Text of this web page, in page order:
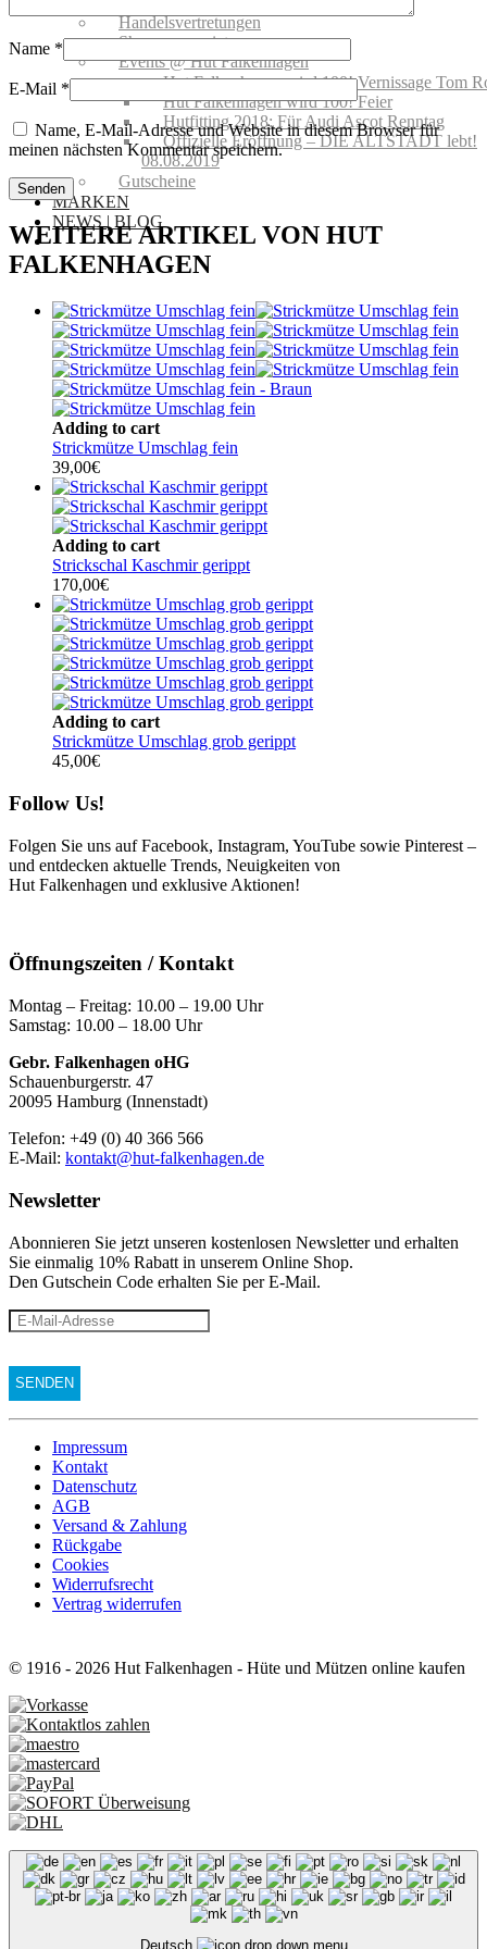
Handelsvertretungen
Showroom mieten
Events @ Hut Falkenhagen
Hut Falkenhagen wird 100! Vernissage Tom
Hut Falkenhagen wird 100! Feier
Hutfitting 2018: Für Audi Ascot Renntag
Offizielle Eröffnung – DIE ALTSTADT lebt!
08.08.2019
Gutscheine
MARKEN
NEWS | BLOG
Name *
E-Mail *
Name, E-Mail-Adresse und Website in diesem Browser für
meinen nächsten Kommentar speichern.
WEITERE ARTIKEL VON HUT
FALKENHAGEN
Adding to cart
Strickmütze Umschlag fein
39,00€
Adding to cart
Strickschal Kaschmir gerippt
170,00€
Adding to cart
Strickmütze Umschlag grob gerippt
45,00€
Follow Us!
Folgen Sie uns auf Facebook, Instagram, YouTube sowie Pinterest –
und entdecken aktuelle Trends, Neuigkeiten von
Hut Falkenhagen und exklusive Aktionen!
Öffnungszeiten / Kontakt
Montag – Freitag: 10.00 – 19.00 Uhr
Samstag: 10.00 – 18.00 Uhr
Gebr. Falkenhagen oHG
Schauenburgerstr. 47
20095 Hamburg (Innenstadt)
Telefon: +49 (0) 40 366 566
E-Mail: kontakt@hut-falkenhagen.de
Newsletter
Abonnieren Sie jetzt unseren kostenlosen Newsletter und erhalten
Sie einmalig 10% Rabatt in unserem Online Shop.
Den Gutschein Code erhalten Sie per E-Mail.
Impressum
Kontakt
Datenschutz
AGB
Versand & Zahlung
Rückgabe
Cookies
Widerrufsrecht
Vertrag widerrufen
© 1916 - 2026 Hut Falkenhagen - Hüte und Mützen online kaufen
Deutsch